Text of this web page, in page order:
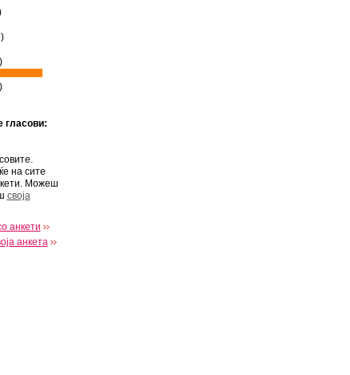
)
гласови:
на сите
Можеш
своја
анкети
анкета